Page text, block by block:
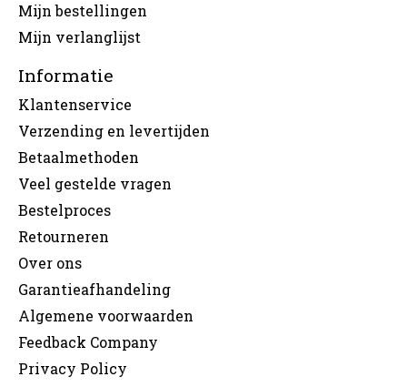
Mijn bestellingen
Mijn verlanglijst
Informatie
Klantenservice
Verzending en levertijden
Betaalmethoden
Veel gestelde vragen
Bestelproces
Retourneren
Over ons
Garantieafhandeling
Algemene voorwaarden
Feedback Company
Privacy Policy